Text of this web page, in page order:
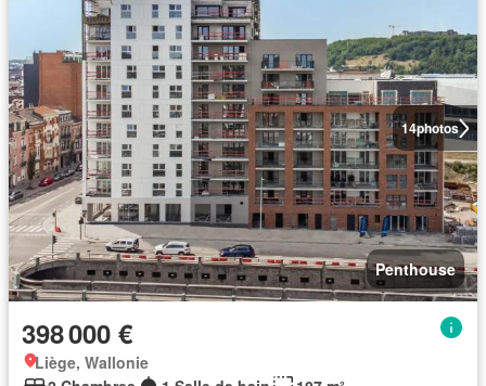
14photos
Penthouse
398 000 €
Liège, Wallonie